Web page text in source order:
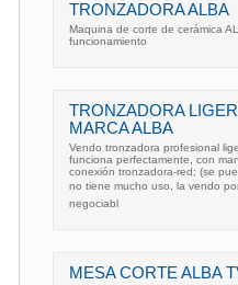
TRONZADORA ALBA
Maquina de corte de cerámica
funcionamiento
TRONZADORA
MARCA ALBA
Vendo tronzadora profesional
funciona perfectamente, con
conexión tronzadora-red; (se
no tiene mucho uso, la vendo
negociabl
MESA CORTE ALBA